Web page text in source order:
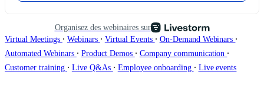
Organisez des webinaires sur
Virtual Meetings ∙ Webinars ∙ Virtual Events ∙ On-Demand Webinars ∙
Automated Webinars ∙ Product Demos ∙ Company communication ∙
Customer training ∙ Live Q&As ∙ Employee onboarding ∙ Live events